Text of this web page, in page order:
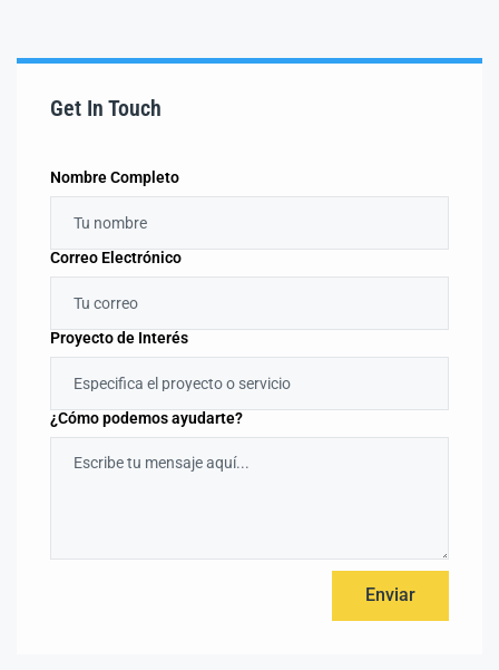
Get In Touch
Nombre Completo
Correo Electrónico
Proyecto de Interés
¿Cómo podemos ayudarte?